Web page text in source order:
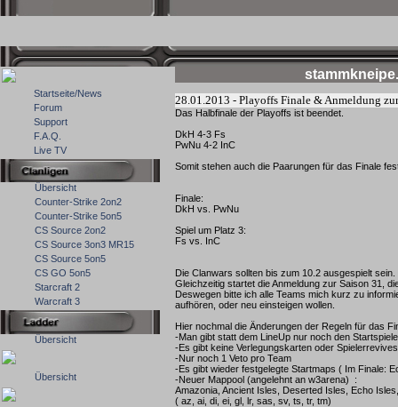
Startseite/News
Forum
Support
F.A.Q.
Live TV
Übersicht
Counter-Strike 2on2
Counter-Strike 5on5
CS Source 2on2
CS Source 3on3 MR15
CS Source 5on5
CS GO 5on5
Starcraft 2
Warcraft 3
Übersicht
Übersicht
28.01.2013 - Playoffs Finale & Anmeldung
Das Halbfinale der Playoffs ist beendet.
DkH 4-3 Fs
PwNu 4-2 InC
Somit stehen auch die Paarungen für das Finale
Finale:
DkH vs. PwNu
Spiel um Platz 3:
Fs vs. InC
Die Clanwars sollten bis zum 10.2 ausgespielt sein.
Gleichzeitig startet die Anmeldung zur Saison 31,
Deswegen bitte ich alle Teams mich kurz zu
aufhören, oder neu einsteigen wollen.
Hier nochmal die Änderungen der Regeln für das
-Man gibt statt dem LineUp nur noch den
-Es gibt keine Verlegungskarten oder
-Nur noch 1 Veto pro Team
-Es gibt wieder festgelegte Startmaps ( Im Finale:
-Neuer Mappool (angelehnt an w3arena) :
Amazonia, Ancient Isles, Deserted Isles, Echo
( az, ai, di, ei, gl, lr, sas, sv, ts, tr, tm)